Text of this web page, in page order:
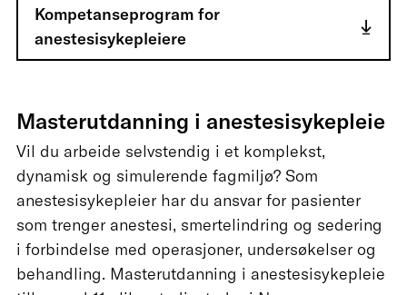
Kompetanseprogram for
anestesisykepleiere
Masterutdanning i anestesisykepleie
Vil du arbeide selvstendig i et komplekst,
dynamisk og simulerende fagmiljø? Som
anestesisykepleier har du ansvar for pasienter
som trenger anestesi, smertelindring og sedering
i forbindelse med operasjoner, undersøkelser og
behandling. Masterutdanning i anestesisykepleie